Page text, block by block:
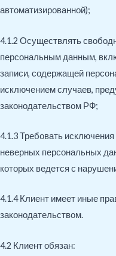
автоматизированной);
4.1.2 Осуществлять
персональным данным,
записи, содержащей
исключением случаев,
законодательством РФ;
4.1.3 Требовать
неверных персональных
которых ведется с
4.1.4 Клиент имеет иные
законодательством.
4.2 Клиент обязан: